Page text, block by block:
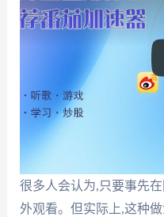
很多人会认为,只要事先
外观看。但实际上,这种